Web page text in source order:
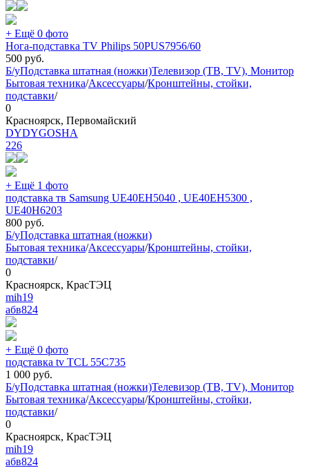
+ Ещё 0 фото
Нога-подставка TV Philips 50PUS7956/60
500 руб.
Б/уПодставка штатная (ножки)Телевизор (ТВ, TV), Монитор
Бытовая техника/Аксессуары/Кронштейны, стойки,
подставки/
0
Красноярск, Первомайский
DYDYGOSHA
226
+ Ещё 1 фото
подставка тв Samsung UE40EH5040 , UE40EH5300 ,
UE40H6203
800 руб.
Б/уПодставка штатная (ножки)
Бытовая техника/Аксессуары/Кронштейны, стойки,
подставки/
0
Красноярск, КрасТЭЦ
mih19
абв824
+ Ещё 0 фото
подставка tv TCL 55C735
1 000 руб.
Б/уПодставка штатная (ножки)Телевизор (ТВ, TV), Монитор
Бытовая техника/Аксессуары/Кронштейны, стойки,
подставки/
0
Красноярск, КрасТЭЦ
mih19
абв824